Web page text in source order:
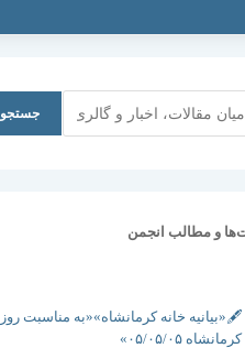
جستجو
و مطالب انجمن
🖋️«بیانیه خانه کرمانشاه»«به مناسبت روز
کرمانشاه ۰۵/۰۵/۰۵»